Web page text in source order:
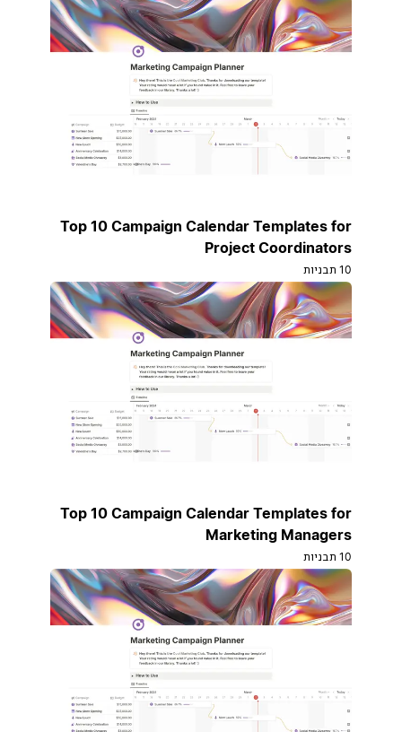
Top 10 Campaign Calendar Templates for
Project Coordinators
Top 10 Campaign Calendar Templates for
Marketing Managers